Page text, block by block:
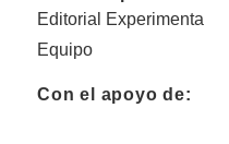
Editorial Experimenta
Equipo
Con el apoyo de: